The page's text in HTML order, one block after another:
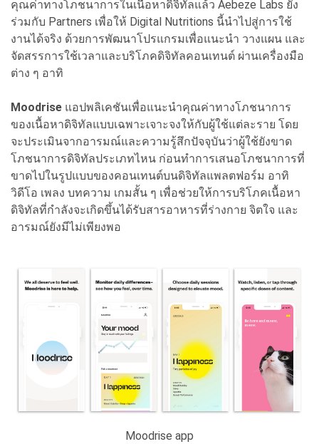
คุณค่าทางโภชนาการในเนื้อหาดิจิทัลแล้ว Aebeze Labs ยัง
ร่วมกับ Partners เพื่อให้ Digital Nutritions นี้นำไปสู่การใช้
งานได้จริง ด้วยการพัฒนาโปรแกรมเพื่อแนะนำ วางแผน และ
จัดสรรการใช้เวลาและบริโภคดิจิทัลคอนเทนต์ ผ่านเครื่องมือ
ต่าง ๆ อาทิ
Moodrise แอปพลิเคชันเพื่อแนะนำคุณค่าทางโภชนาการ
ของเนื้อหาดิจิทัลแบบเฉพาะเจาะจงให้กับผู้ใช้แต่ละราย โดย
จะประเมินจากอารมณ์และความรู้สึกปัจจุบันว่าผู้ใช้ยังขาด
โภชนาการดิจิทัลประเภทไหน ก่อนทำการเสนอโภชนาการที่
ขาดไปในรูปแบบของคอนเทนต์บนดิจิทัลแพลตฟอร์ม อาทิ
วิดีโอ เพลง บทความ เกมสั้น ๆ เพื่อช่วยให้การบริโภคเนื้อหา
ดิจิทัลที่กำลังจะเกิดขึ้นได้รับสารอาหารที่ร่างกาย จิตใจ และ
อารมณ์ยังมีไม่เพียงพอ
Moodrise app